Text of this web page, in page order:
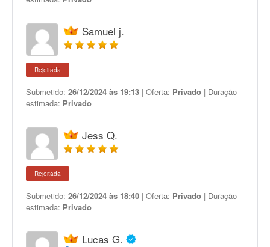
Samuel j.
Rejeitada
Submetido: 26/12/2024 às 19:13 | Oferta: Privado | Duração
estimada: Privado
Jess Q.
Rejeitada
Submetido: 26/12/2024 às 18:40 | Oferta: Privado | Duração
estimada: Privado
Lucas G.